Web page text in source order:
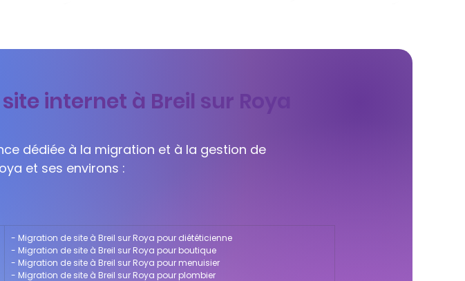
internet à Breil sur Roya
dédiée à la migration et à la gestion de
et ses environs :
- Migration de site à Breil sur Roya pour diététicienne
- Migration de site à Breil sur Roya pour boutique
- Migration de site à Breil sur Roya pour menuisier
- Migration de site à Breil sur Roya pour plombier